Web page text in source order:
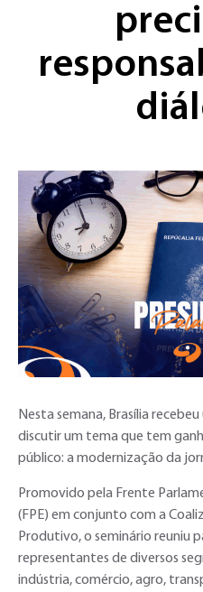
Nesta semana, Brasília
discutir um tema que tem
público: a modernização da
Promovido pela Frente
(FPE) em conjunto com a
Produtivo, o seminário reuniu
representantes de diversos
indústria, comércio, agro,